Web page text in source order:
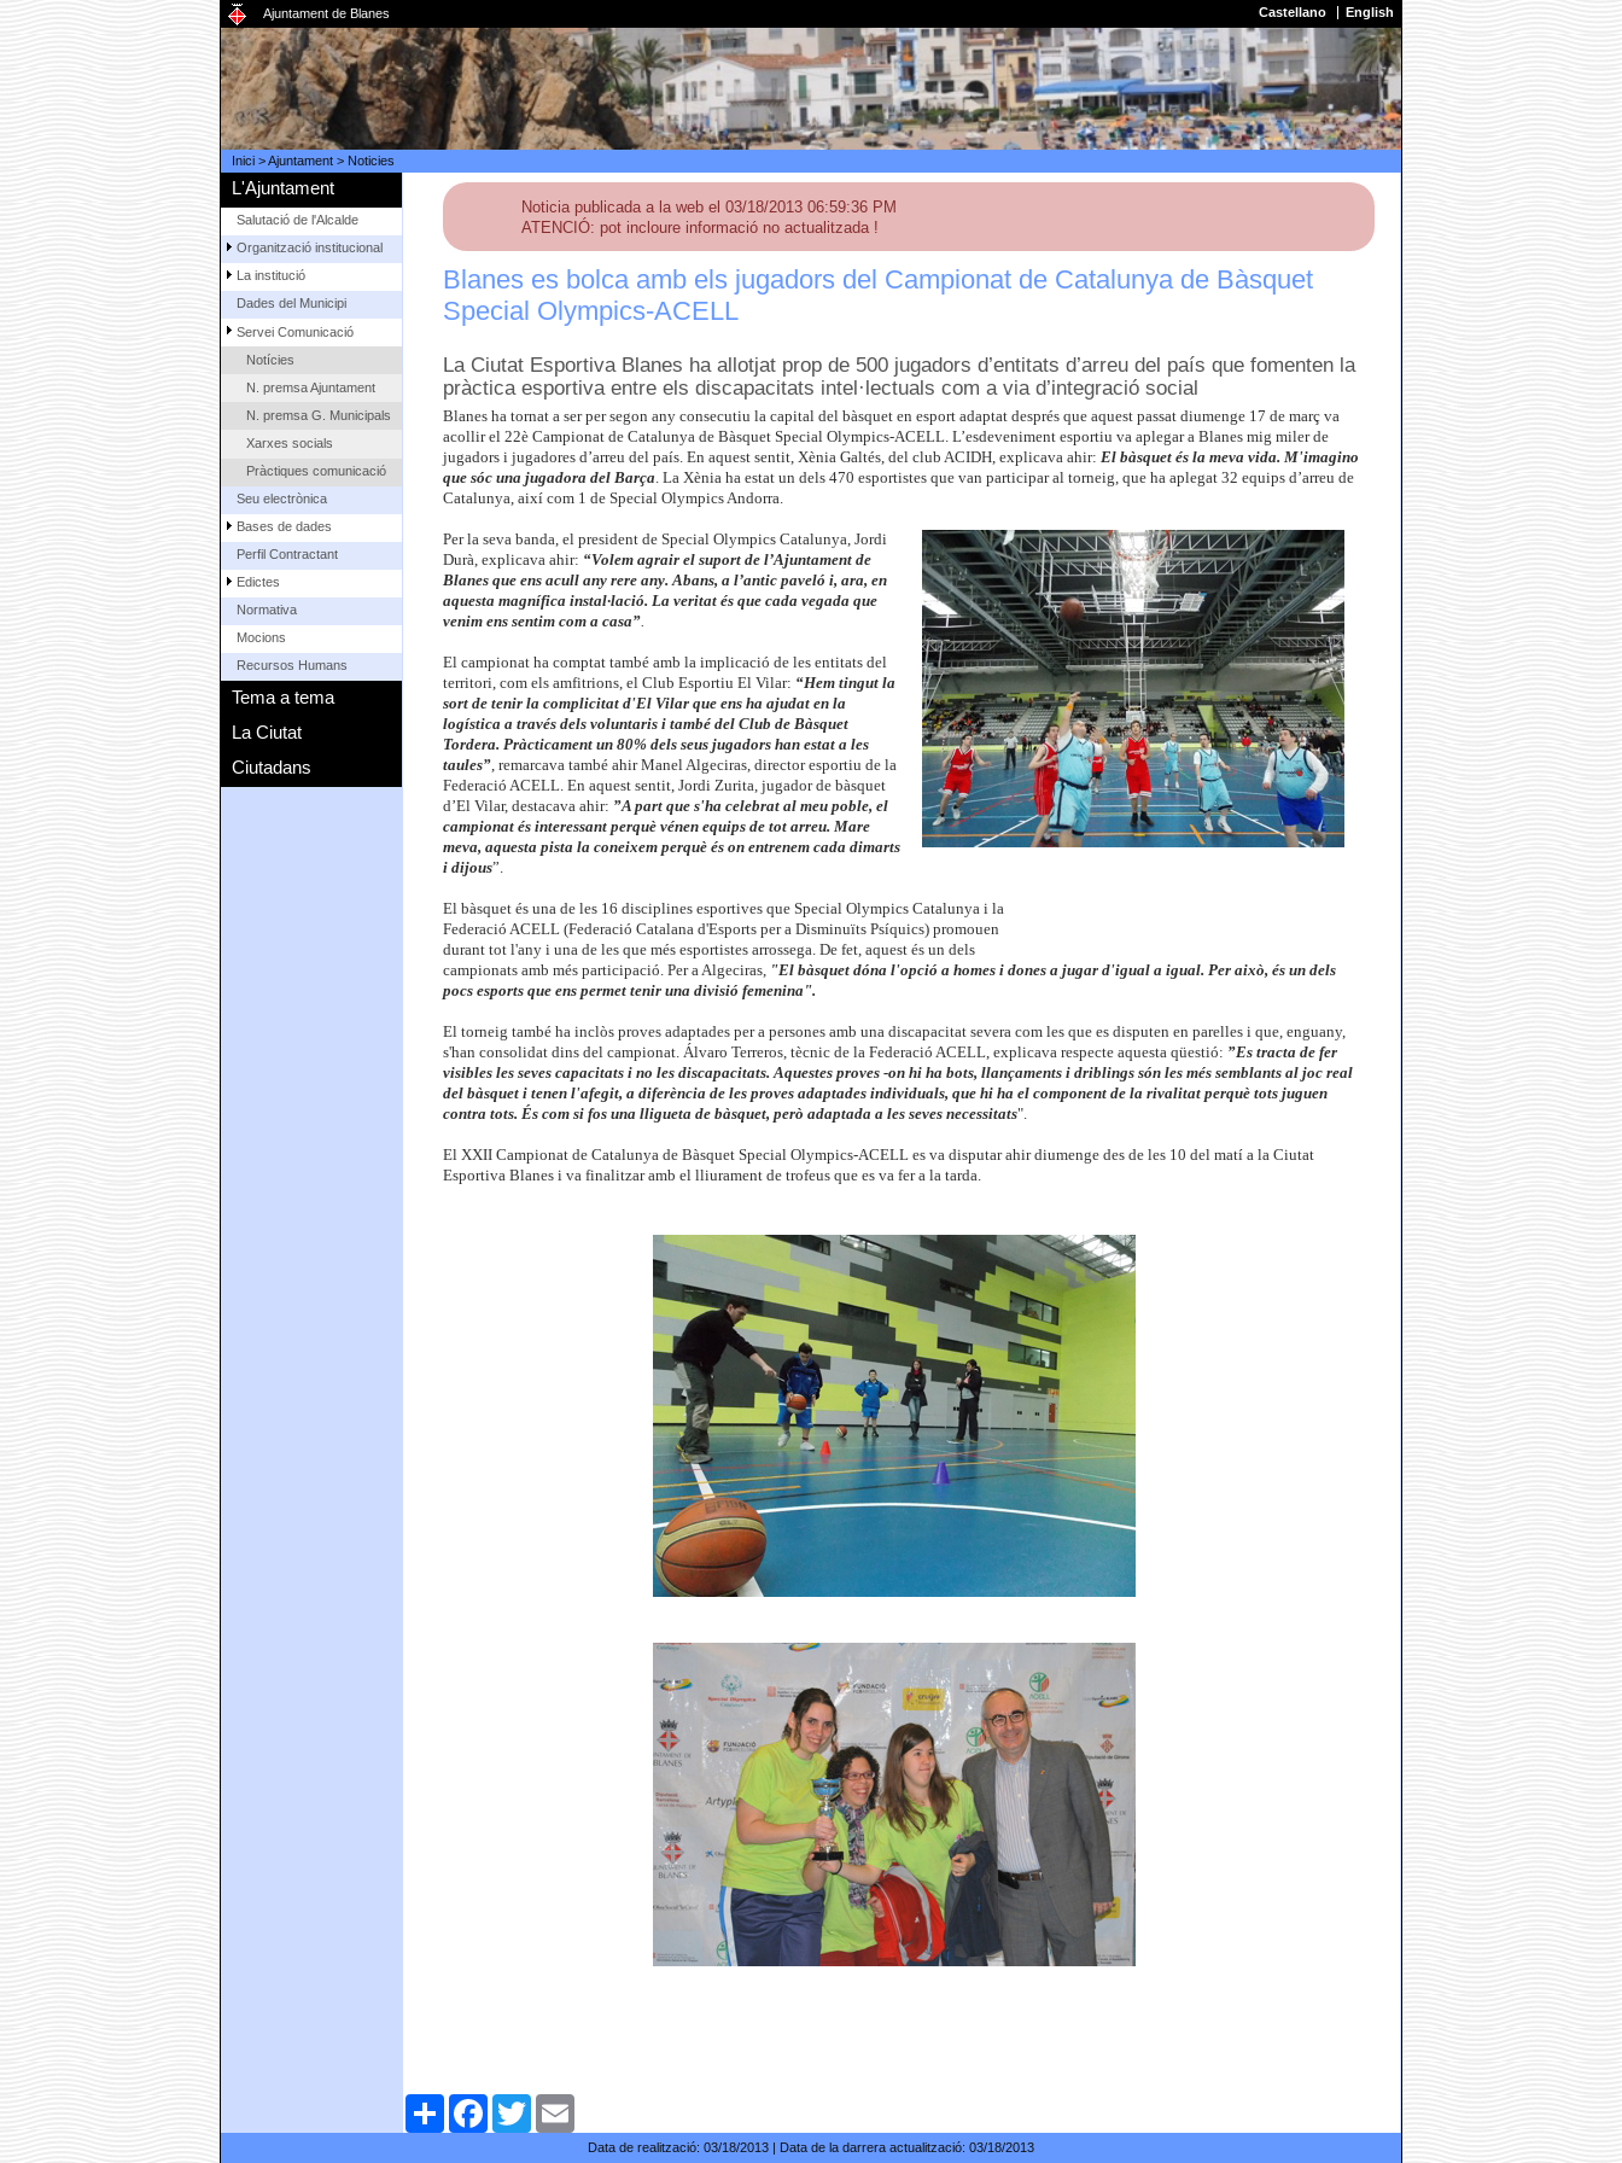
Ajuntament de Blanes Castellano English
Inici>Ajuntament> Noticies
L'Ajuntament
Salutació de l'Alcalde
Organització institucional
La institució
Dades del Municipi
Servei Comunicació
Notícies
N. premsa Ajuntament
N. premsa G. Municipals
Xarxes socials
Pràctiques comunicació
Seu electrònica
Bases de dades
Perfil Contractant
Edictes
Normativa
Mocions
Recursos Humans
Tema a tema
La Ciutat
Ciutadans
Noticia publicada a la web el 03/18/2013 06:59:36 PM
ATENCIÓ: pot incloure informació no actualitzada !
Blanes es bolca amb els jugadors del Campionat de Catalunya de Bàsquet
Special Olympics-ACELL
La Ciutat Esportiva Blanes ha allotjat prop de 500 jugadors d’entitats d’arreu del país que fomenten la
pràctica esportiva entre els discapacitats intel·lectuals com a via d’integració social
Blanes ha tornat a ser per segon any consecutiu la capital del bàsquet en esport adaptat després que aquest passat diumenge 17 de març va
acollir el 22è Campionat de Catalunya de Bàsquet Special Olympics-ACELL. L’esdeveniment esportiu va aplegar a Blanes mig miler de
jugadors i jugadores d’arreu del país. En aquest sentit, Xènia Galtés, del club ACIDH, explicava ahir: El bàsquet és la meva vida. M'imagino
que sóc una jugadora del Barça. La Xènia ha estat un dels 470 esportistes que van participar al torneig, que ha aplegat 32 equips d’arreu de
Catalunya, així com 1 de Special Olympics Andorra.
Per la seva banda, el president de Special Olympics Catalunya, Jordi
Durà, explicava ahir: “Volem agrair el suport de l’Ajuntament de
Blanes que ens acull any rere any. Abans, a l’antic paveló i, ara, en
aquesta magnífica instal·lació. La veritat és que cada vegada que
venim ens sentim com a casa”.
El campionat ha comptat també amb la implicació de les entitats del
territori, com els amfitrions, el Club Esportiu El Vilar: “Hem tingut la
sort de tenir la complicitat d'El Vilar que ens ha ajudat en la
logística a través dels voluntaris i també del Club de Bàsquet
Tordera. Pràcticament un 80% dels seus jugadors han estat a les
taules”, remarcava també ahir Manel Algeciras, director esportiu de la
Federació ACELL. En aquest sentit, Jordi Zurita, jugador de bàsquet
d’El Vilar, destacava ahir: ”A part que s'ha celebrat al meu poble, el
campionat és interessant perquè vénen equips de tot arreu. Mare
meva, aquesta pista la coneixem perquè és on entrenem cada dimarts
i dijous”.
El bàsquet és una de les 16 disciplines esportives que Special Olympics Catalunya i la
Federació ACELL (Federació Catalana d'Esports per a Disminuïts Psíquics) promouen
durant tot l'any i una de les que més esportistes arrossega. De fet, aquest és un dels
campionats amb més participació. Per a Algeciras, "El bàsquet dóna l'opció a homes i dones a jugar d'igual a igual. Per això, és un dels
pocs esports que ens permet tenir una divisió femenina".
El torneig també ha inclòs proves adaptades per a persones amb una discapacitat severa com les que es disputen en parelles i que, enguany,
s'han consolidat dins del campionat. Álvaro Terreros, tècnic de la Federació ACELL, explicava respecte aquesta qüestió: ”Es tracta de fer
visibles les seves capacitats i no les discapacitats. Aquestes proves -on hi ha bots, llançaments i driblings són les més semblants al joc real
del bàsquet i tenen l'afegit, a diferència de les proves adaptades individuals, que hi ha el component de la rivalitat perquè tots juguen
contra tots. És com si fos una lligueta de bàsquet, però adaptada a les seves necessitats".
El XXII Campionat de Catalunya de Bàsquet Special Olympics-ACELL es va disputar ahir diumenge des de les 10 del matí a la Ciutat
Esportiva Blanes i va finalitzar amb el lliurament de trofeus que es va fer a la tarda.
ComparteixFacebookTwitter
Data de realització: 03/18/2013 | Data de la darrera actualització: 03/18/2013